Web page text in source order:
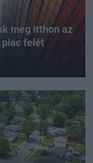
meg itthon az
felét